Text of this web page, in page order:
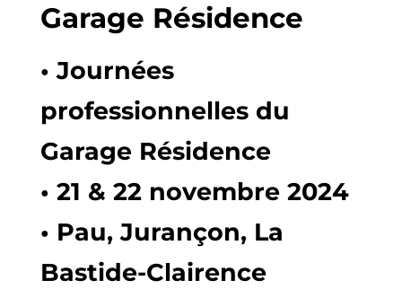
Garage Résidence
• Journées
professionnelles du
Garage Résidence
• 21 & 22 novembre 2024
• Pau, Jurançon, La
Bastide-Clairence